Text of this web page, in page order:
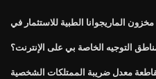
مخزون الماريجوانا الطبية للاستثمار في
التوجيه الخاصة بي على الإنترنت؟
معدل ضريبة الممتلكات الشخصية